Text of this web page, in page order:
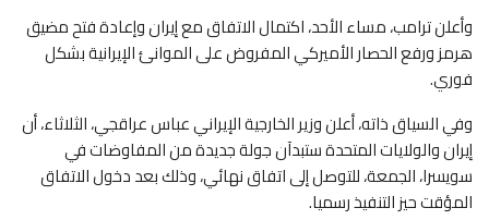
وأعلن ترامب، مساء الأحد، اكتمال الاتفاق مع إيران وإعادة فتح مضيق
هرمز ورفع الحصار الأميركي المفروض على الموانئ الإيرانية بشكل
فوري.
وفي السياق ذاته، أعلن وزير الخارجية الإيراني عباس عراقجي، الثلاثاء، أن
إيران والولايات المتحدة ستبدآن جولة جديدة من المفاوضات في
سويسرا، الجمعة، للتوصل إلى اتفاق نهائي، وذلك بعد دخول الاتفاق
المؤقت حيز التنفيذ رسميا.